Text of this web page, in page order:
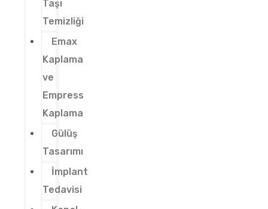
Taşı
Temizliği
Emax
Kaplama
ve
Empress
Kaplama
Gülüş
Tasarımı
İmplant
Tedavisi